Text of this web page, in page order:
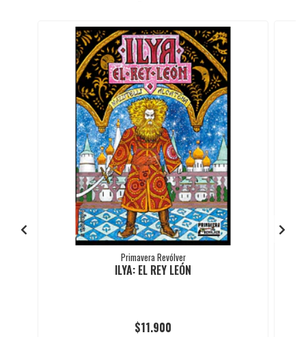
Primavera Revólver
ILYA: EL REY LEÓN
$11.900